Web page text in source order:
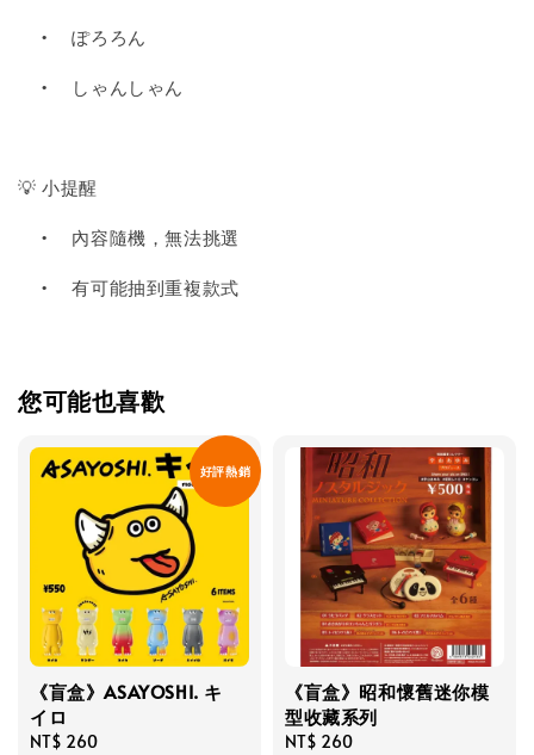
•
ぽろろん
•
しゃんしゃん
💡 小提醒
•
內容隨機，無法挑選
•
有可能抽到重複款式
您可能也喜歡
好評熱銷
《盲盒》ASAYOSHI. キ
イロ
Regular
NT$ 260
《盲盒》昭和懷舊迷你模
型收藏系列
Regular
NT$ 260